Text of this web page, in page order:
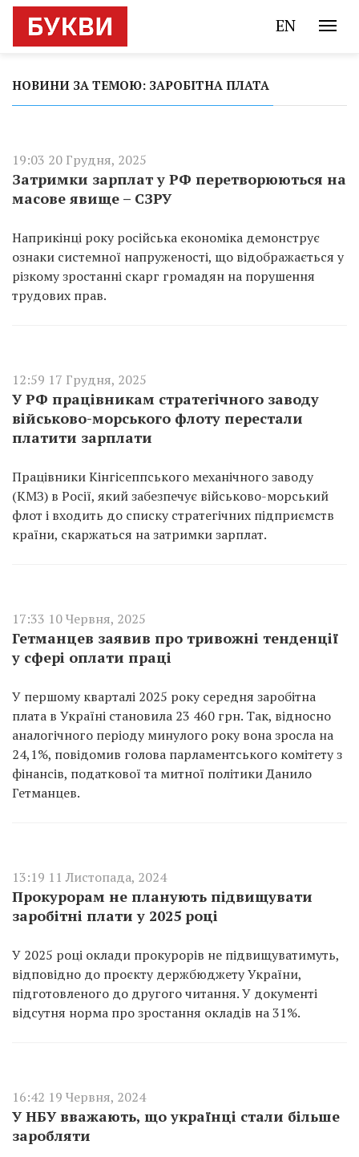
EN
НОВИНИ ЗА ТЕМОЮ: ЗАРОБІТНА ПЛАТА
19:03 20 Грудня, 2025
Затримки зарплат у РФ перетворюються на
масове явище – СЗРУ
Наприкінці року російська економіка демонструє
ознаки системної напруженості, що відображається у
різкому зростанні скарг громадян на порушення
трудових прав.
12:59 17 Грудня, 2025
У РФ працівникам стратегічного заводу
військово-морського флоту перестали
платити зарплати
Працівники Кінгісеппського механічного заводу
(КМЗ) в Росії, який забезпечує військово-морський
флот і входить до списку стратегічних підприємств
країни, скаржаться на затримки зарплат.
17:33 10 Червня, 2025
Гетманцев заявив про тривожні тенденції
у сфері оплати праці
У першому кварталі 2025 року середня заробітна
плата в Україні становила 23 460 грн. Так, відносно
аналогічного періоду минулого року вона зросла на
24,1%, повідомив голова парламентського комітету з
фінансів, податкової та митної політики Данило
Гетманцев.
13:19 11 Листопада, 2024
Прокурорам не планують підвищувати
заробітні плати у 2025 році
У 2025 році оклади прокурорів не підвищуватимуть,
відповідно до проєкту держбюджету України,
підготовленого до другого читання. У документі
відсутня норма про зростання окладів на 31%.
16:42 19 Червня, 2024
У НБУ вважають, що українці стали більше
заробляти